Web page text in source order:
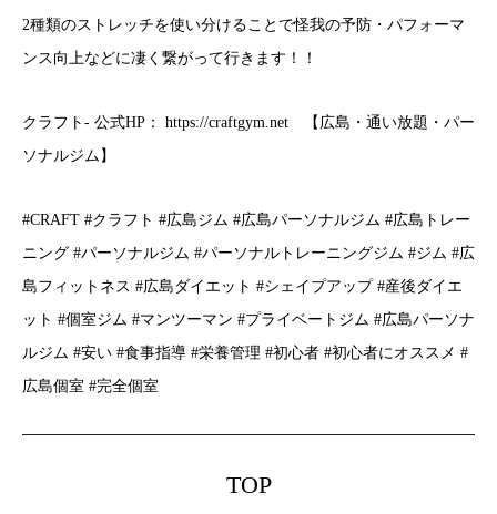
2種類のストレッチを使い分けることで怪我の予防・パフォーマ
ンス向上などに凄く繋がって行きます！！
クラフト- 公式HP： https://craftgym.net 【広島・通い放題・パー
ソナルジム】
#CRAFT #クラフト #広島ジム #広島パーソナルジム #広島トレー
ニング #パーソナルジム #パーソナルトレーニングジム #ジム #広
島フィットネス #広島ダイエット #シェイプアップ #産後ダイエ
ット #個室ジム #マンツーマン #プライベートジム #広島パーソナ
ルジム #安い #食事指導 #栄養管理 #初心者 #初心者にオススメ #
広島個室 #完全個室
TOP